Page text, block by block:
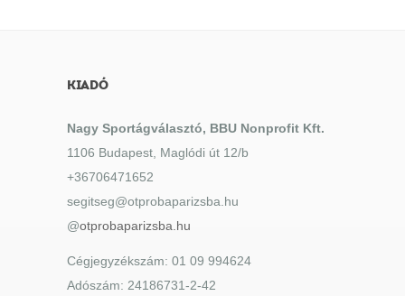
KIADÓ
Nagy Sportágválasztó, BBU Nonprofit Kft.
1106 Budapest, Maglódi út 12/b
+36706471652
segitseg@otprobaparizsba.hu
@otprobaparizsba.hu
Cégjegyzékszám: 01 09 994624
Adószám: 24186731-2-42